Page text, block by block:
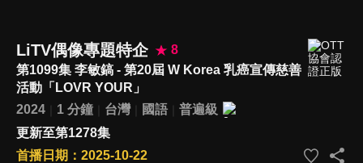
LiTV偶像專題特企
8
第1099集 李敏鎬 - 第20屆 W Korea 乳癌宣傳慈善
活動「LOVR YOUR」
2024
1 分鐘 台灣 國語
普遍級
更新至第1278集
首播日期：2025-10-22